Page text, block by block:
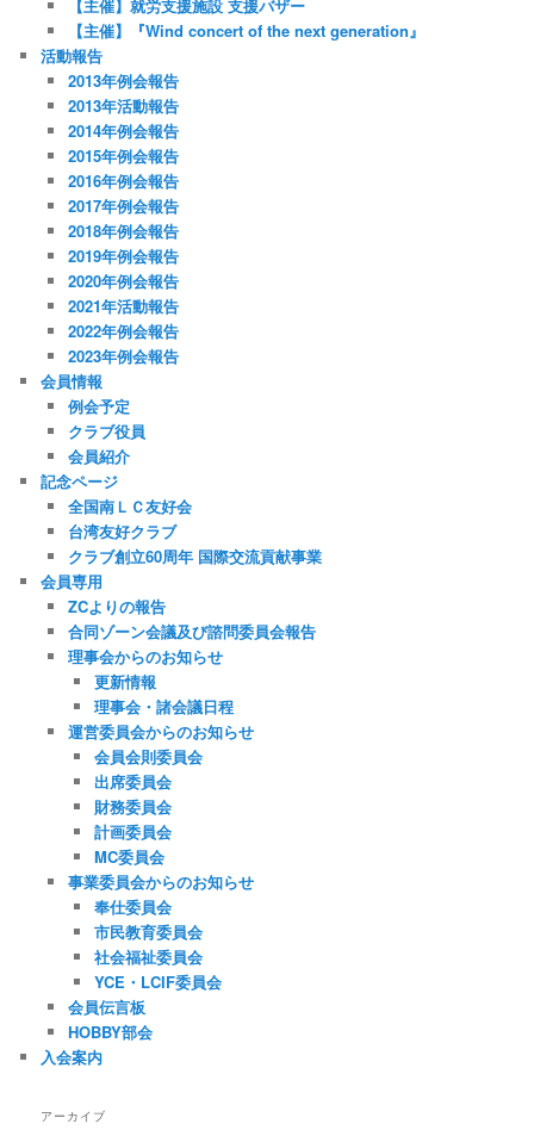
【主催】就労支援施設 支援バザー
【主催】『Wind concert of the next generation』
活動報告
2013年例会報告
2013年活動報告
2014年例会報告
2015年例会報告
2016年例会報告
2017年例会報告
2018年例会報告
2019年例会報告
2020年例会報告
2021年活動報告
2022年例会報告
2023年例会報告
会員情報
例会予定
クラブ役員
会員紹介
記念ページ
全国南ＬＣ友好会
台湾友好クラブ
クラブ創立60周年 国際交流貢献事業
会員専用
ZCよりの報告
合同ゾーン会議及び諮問委員会報告
理事会からのお知らせ
更新情報
理事会・諸会議日程
運営委員会からのお知らせ
会員会則委員会
出席委員会
財務委員会
計画委員会
MC委員会
事業委員会からのお知らせ
奉仕委員会
市民教育委員会
社会福祉委員会
YCE・LCIF委員会
会員伝言板
HOBBY部会
入会案内
アーカイブ